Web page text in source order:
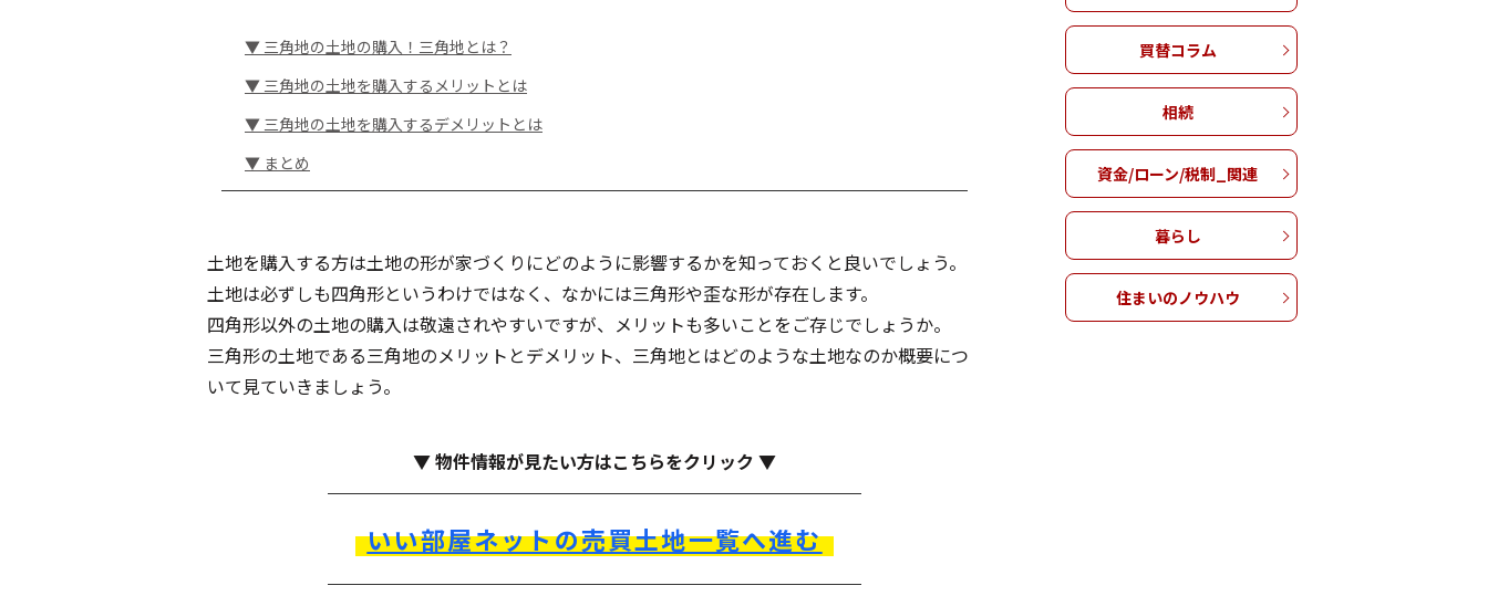
▼ 三角地の土地の購入！三角地とは？
▼ 三角地の土地を購入するメリットとは
▼ 三角地の土地を購入するデメリットとは
▼ まとめ
土地を購入する方は土地の形が家づくりにどのように影響するかを知っておくと良いでしょう。
土地は必ずしも四角形というわけではなく、なかには三角形や歪な形が存在します。
四角形以外の土地の購入は敬遠されやすいですが、メリットも多いことをご存じでしょうか。
三角形の土地である三角地のメリットとデメリット、三角地とはどのような土地なのか概要につ
いて見ていきましょう。
▼ 物件情報が見たい方はこちらをクリック ▼
いい部屋ネットの売買土地一覧へ進む
買替コラム
相続
資金/ローン/税制_関連
暮らし
住まいのノウハウ